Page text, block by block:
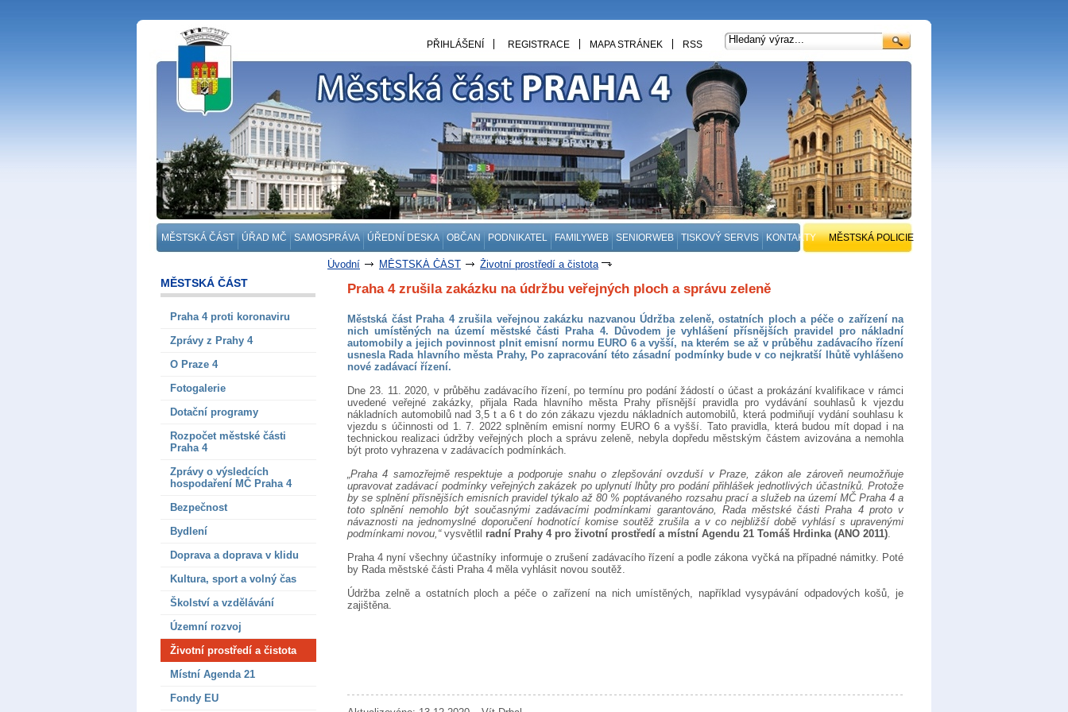
MĚSTSKÁ ČÁST ÚŘAD MČ SAMOSPRÁVA ÚŘEDNÍ DESKA OBČAN PODNIKATEL FAMILYWEB SENIORWEB TISKOVÝ SERVIS KONTAKTY MĚSTSKÁ POLICIE
PŘIHLÁŠENÍ REGISTRACE MAPA STRÁNEK RSS
Úvodní MĚSTSKÁ ČÁST Životní prostředí a čistota
MĚSTSKÁ ČÁST
Praha 4 proti koronaviru
Zprávy z Prahy 4
O Praze 4
Fotogalerie
Dotační programy
Rozpočet městské části
Praha 4
Zprávy o výsledcích
hospodaření MČ Praha 4
Bezpečnost
Bydlení
Doprava a doprava v klidu
Kultura, sport a volný čas
Školství a vzdělávání
Územní rozvoj
Životní prostředí a čistota
Místní Agenda 21
Fondy EU
Praha 4 zrušila zakázku na údržbu veřejných ploch a správu zeleně
Městská část Praha 4 zrušila veřejnou zakázku nazvanou Údržba zeleně, ostatních ploch a péče o zařízení na
nich umístěných na území městské části Praha 4. Důvodem je vyhlášení přísnějších pravidel pro nákladní
automobily a jejich povinnost plnit emisní normu EURO 6 a vyšší, na kterém se až v průběhu zadávacího řízení
usnesla Rada hlavního města Prahy, Po zapracování této zásadní podmínky bude v co nejkratší lhůtě vyhlášeno
nové zadávací řízení.
Dne 23. 11. 2020, v průběhu zadávacího řízení, po termínu pro podání žádostí o účast a prokázání kvalifikace v rámci
uvedené veřejné zakázky, přijala Rada hlavního města Prahy přísnější pravidla pro vydávání souhlasů k vjezdu
nákladních automobilů nad 3,5 t a 6 t do zón zákazu vjezdu nákladních automobilů, která podmiňují vydání souhlasu k
vjezdu s účinnosti od 1. 7. 2022 splněním emisní normy EURO 6 a vyšší. Tato pravidla, která budou mít dopad i na
technickou realizaci údržby veřejných ploch a správu zeleně, nebyla dopředu městským částem avizována a nemohla
být proto vyhrazena v zadávacích podmínkách.
„Praha 4 samozřejmě respektuje a podporuje snahu o zlepšování ovzduší v Praze, zákon ale zároveň neumožňuje
upravovat zadávací podmínky veřejných zakázek po uplynutí lhůty pro podání přihlášek jednotlivých účastníků. Protože
by se splnění přísnějších emisních pravidel týkalo až 80 % poptávaného rozsahu prací a služeb na území MČ Praha 4 a
toto splnění nemohlo být současnými zadávacími podmínkami garantováno, Rada městské části Praha 4 proto v
návaznosti na jednomyslné doporučení hodnotící komise soutěž zrušila a v co nejbližší době vyhlásí s upravenými
podmínkami novou,“vysvětlil radní Prahy 4 pro životní prostředí a místní Agendu 21 Tomáš Hrdinka (ANO 2011)
Praha 4 nyní všechny účastníky informuje o zrušení zadávacího řízení a podle zákona vyčká na případné námitky. Poté
by Rada městské části Praha 4 měla vyhlásit novou soutěž.
Údržba zelně a ostatních ploch a péče o zařízení na nich umístěných, například vysypávání odpadových košů, je
zajištěna.